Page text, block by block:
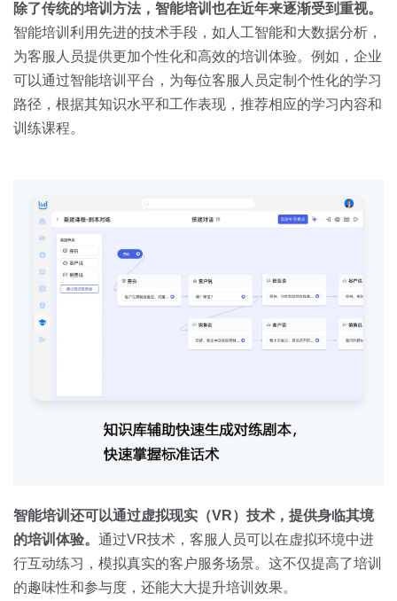
除了传统的培训方法，智能培训也在近年来逐渐受到重视。
智能培训利用先进的技术手段，如人工智能和大数据分析，
为客服人员提供更加个性化和高效的培训体验。例如，企业
可以通过智能培训平台，为每位客服人员定制个性化的学习
路径，根据其知识水平和工作表现，推荐相应的学习内容和
训练课程。
智能培训还可以通过虚拟现实 （VR）技术，提供身临其境
的培训体验。 通过VR技术，客服人员可以在虚拟环境中进
行互动练习，模拟真实的客户服务场景。这不仅提高了培训
的趣味性和参与度，还能大大提升培训效果。